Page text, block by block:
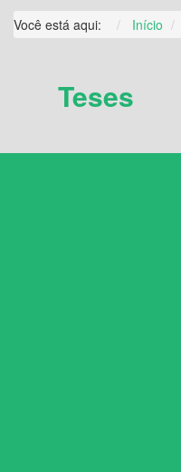
Você está aqui: Início
Teses